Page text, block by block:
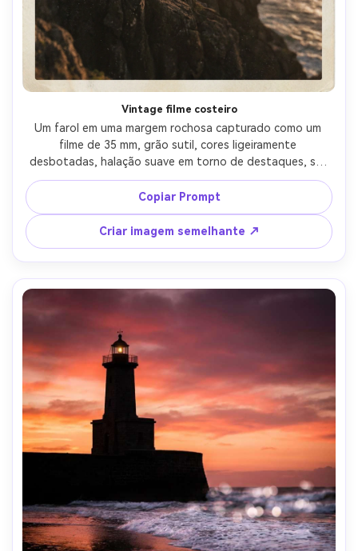
Vintage filme costeiro
Um farol em uma margem rochosa capturado como um
filme de 35 mm, grão sutil, cores ligeiramente
desbotadas, halação suave em torno de destaques, sol
da tarde, gaivotas ao longe, tirado no estilo Kodak
Portra, olhar da lente de 50 mm, profundidade de campo
rasa, fotorealista, clima de cartão postal de viagem
nostálgico-AR 4:5
Copiar Prompt
Criar imagem semelhante ↗